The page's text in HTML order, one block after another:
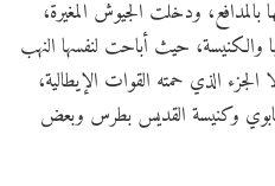
ودخلت الجيوش المغيرة،
والكنيسة، حيث أباحت لنفسها النهب
الجزء الذي حمته القوات الإيطالية،
وكنيسة القديس بطرس وبعض